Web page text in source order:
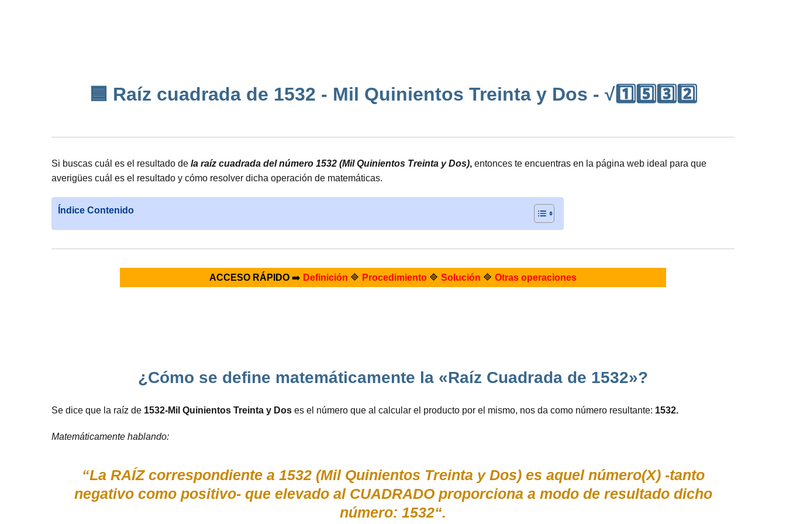
🟦 Raíz cuadrada de 1532 - Mil Quinientos Treinta y Dos - √1️⃣5️⃣3️⃣2️⃣
Si buscas cuál es el resultado de la raíz cuadrada del número 1532 (Mil Quinientos Treinta y Dos), entonces te encuentras en la página web ideal para que
averigües cuál es el resultado y cómo resolver dicha operación de matemáticas.
Índice Contenido
ACCESO RÁPIDO➡️ Definición 🔷 Procedimiento🔷 Solución 🔷 Otras operaciones
¿Cómo se define matemáticamente la «Raíz Cuadrada de 1532»?
Se dice que la raíz de 1532-Mil Quinientos Treinta y Dos es el número que al calcular el producto por el mismo, nos da como número resultante: 1532.
Matemáticamente hablando:
“La RAÍZ correspondiente a 1532 (Mil Quinientos Treinta y Dos) es aquel número(X) -tanto
negativo como positivo- que elevado al CUADRADO proporciona a modo de resultado dicho
número: 1532“.